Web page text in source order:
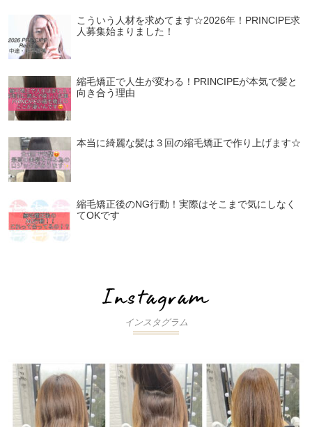
こういう人材を求めてます☆2026年！PRINCIPE求
人募集始まりました！
縮毛矯正で人生が変わる！PRINCIPEが本気で髪と
向き合う理由
本当に綺麗な髪は３回の縮毛矯正で作り上げます☆
縮毛矯正後のNG行動！実際はそこまで気にしなく
てOKです
インスタグラム